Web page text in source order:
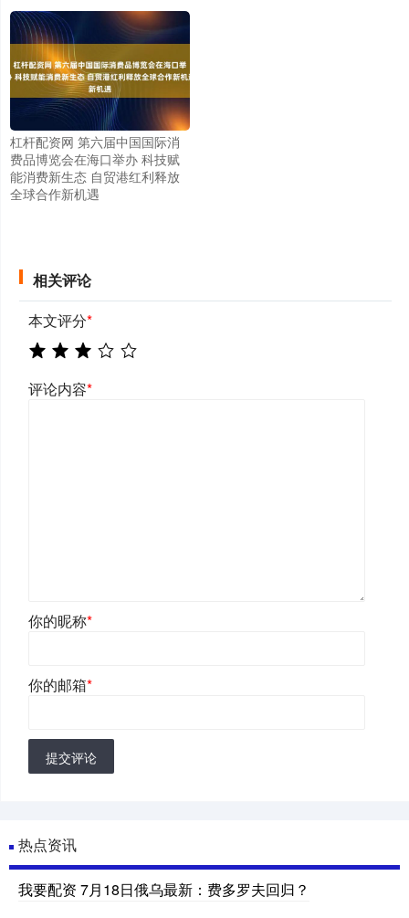
杠杆配资网 第六届中国国际消
费品博览会在海口举办 科技赋
能消费新生态 自贸港红利释放
全球合作新机遇
相关评论
本文评分*
评论内容*
你的昵称*
你的邮箱*
提交评论
热点资讯
我要配资 7月18日俄乌最新：费多罗夫回归？